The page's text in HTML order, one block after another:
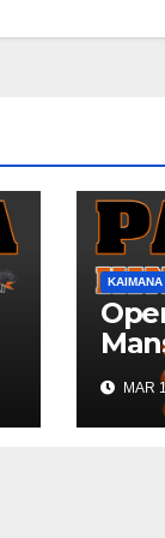
KAIMANA
150
MAR